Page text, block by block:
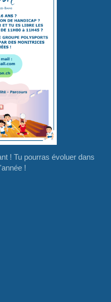
! Tu pourras évoluer dans
!